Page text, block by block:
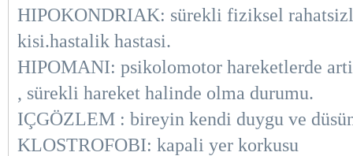
HIPOKONDRIAK: sürekli fiziksel
kisi.hastalik hastasi.
HIPOMANI: psikolomotor hareketlerde
, sürekli hareket halinde olma durumu.
IÇGÖZLEM : bireyin kendi duygu ve
KLOSTROFOBI: kapali yer korkusu